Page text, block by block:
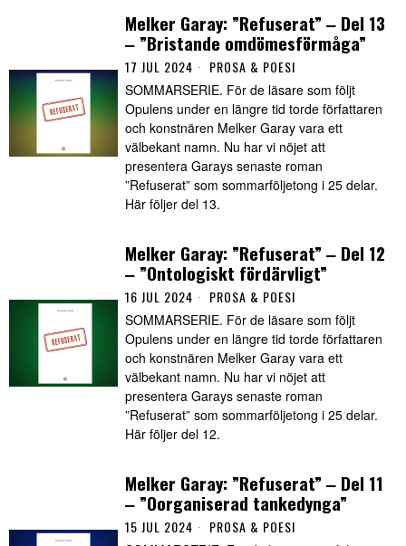
Melker Garay: ”Refuserat” ‒ Del 13
‒ ”Bristande omdömesförmåga”
17 JUL 2024 PROSA & POESI
SOMMARSERIE. För de läsare som följt
Opulens under en längre tid torde författaren
och konstnären Melker Garay vara ett
välbekant namn. Nu har vi nöjet att
presentera Garays senaste roman
”Refuserat” som sommarföljetong i 25 delar.
Här följer del 13.
Melker Garay: ”Refuserat” ‒ Del 12
‒ ”Ontologiskt fördärvligt”
16 JUL 2024 PROSA & POESI
SOMMARSERIE. För de läsare som följt
Opulens under en längre tid torde författaren
och konstnären Melker Garay vara ett
välbekant namn. Nu har vi nöjet att
presentera Garays senaste roman
”Refuserat” som sommarföljetong i 25 delar.
Här följer del 12.
Melker Garay: ”Refuserat” ‒ Del 11
‒ ”Oorganiserad tankedynga”
15 JUL 2024 PROSA & POESI